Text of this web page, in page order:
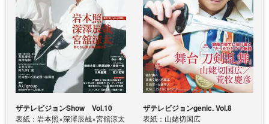
ザテレビジョンShow Vol.10
表紙：岩本照×深澤辰哉×宮舘涼太
ザテレビジョンgenic. Vol.8
表紙：山姥切国広